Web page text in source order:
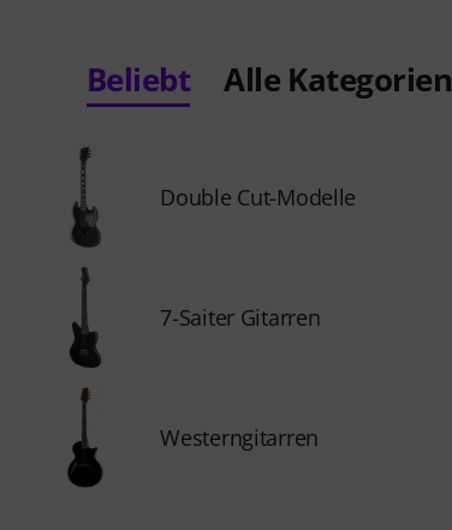
Beliebt Alle Kategorien
Double Cut-Modelle
7-Saiter Gitarren
Westerngitarren